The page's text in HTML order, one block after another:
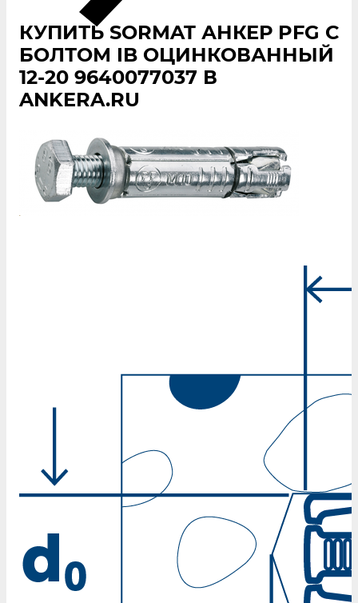
КУПИТЬ SORMAT АНКЕР PFG С
БОЛТОМ IB ОЦИНКОВАННЫЙ
12-20 9640077037 В
ANKERA.RU